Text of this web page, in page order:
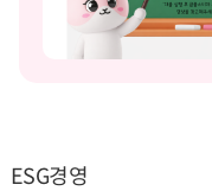
ESG경영